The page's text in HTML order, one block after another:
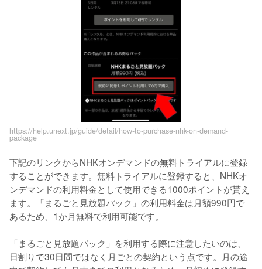
https://help.unext.jp/guide/detail/how-to-purchase-nhk-on-demand-
package
下記のリンクからNHKオンデマンドの無料トライアルに登録
することができます。無料トライアルに登録すると、NHKオ
ンデマンドの利用料金として使用できる1000ポイントが貰え
ます。「まるごと見放題パック」の利用料金は月額990円で
あるため、1か月無料で利用可能です。
「まるごと見放題パック」を利用する際に注意したいのは、
日割りで30日間ではなく月ごとの契約という点です。月の途